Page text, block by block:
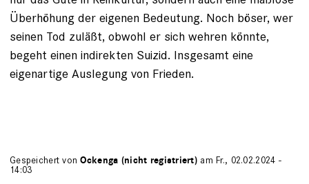
Überhöhung der eigenen Bedeutung. Noch böser, wer
seinen Tod zuläßt, obwohl er sich wehren könnte,
begeht einen indirekten Suizid. Insgesamt eine
eigenartige Auslegung von Frieden.
Gespeichert vonOckenga (nicht registriert) am Fr., 02.02.2024 -
14:03